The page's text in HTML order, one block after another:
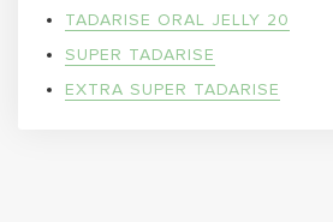
TADARISE ORAL JELLY 20
SUPER TADARISE
EXTRA SUPER TADARISE